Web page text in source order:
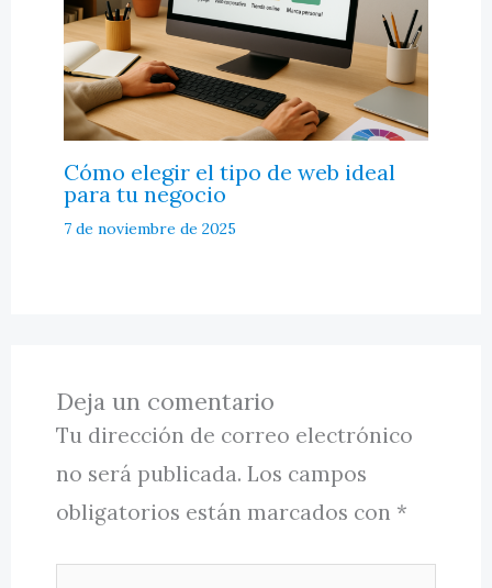
Cómo elegir el tipo de web ideal
para tu negocio
7 de noviembre de 2025
Deja un comentario
Tu dirección de correo electrónico
no será publicada. Los campos
obligatorios están marcados con *